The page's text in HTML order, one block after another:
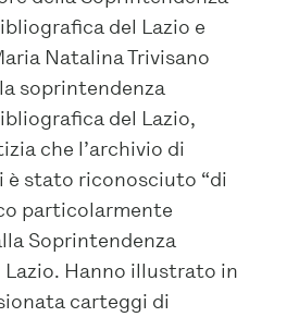
del Lazio e
Natalina Trivisano
soprintendenza
del Lazio,
che l’archivio di
è stato riconosciuto “di
particolarmente
Soprintendenza
Hanno illustrato in
carteggi di